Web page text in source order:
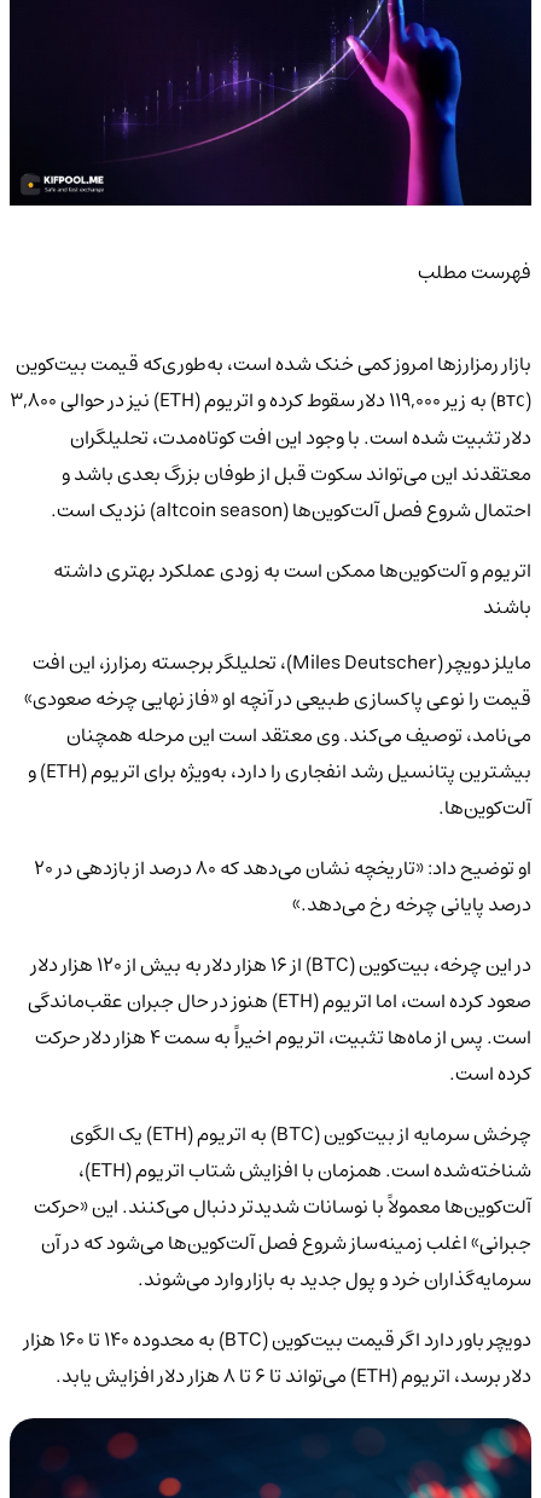
فهرست مطلب
بازار رمزارزها امروز کمی خنک شده است، به‌طوری‌که قیمت بیت‌کوین
BTC
) به زیر ۱۱۹,۰۰۰ دلار سقوط کرده و اتریوم (ETH) نیز در حوالی ۳,۸۰۰
دلار تثبیت شده است. با وجود این افت کوتاه‌مدت، تحلیلگران
معتقدند این می‌تواند سکوت قبل از طوفان بزرگ بعدی باشد و
احتمال شروع فصل آلت‌کوین‌ها (altcoin season) نزدیک است.
اتریوم و آلت‌کوین‌ها ممکن است به زودی عملکرد بهتری داشته
باشند
مایلز دویچر (Miles Deutscher)، تحلیلگر برجسته رمزارز، این افت
قیمت را نوعی پاکسازی طبیعی در آنچه او «فاز نهایی چرخه صعودی»
می‌نامد، توصیف می‌کند. وی معتقد است این مرحله همچنان
بیشترین پتانسیل رشد انفجاری را دارد، به‌ویژه برای اتریوم (ETH) و
آلت‌کوین‌ها.
او توضیح داد: «تاریخچه نشان می‌دهد که ۸۰ درصد از بازدهی در ۲۰
درصد پایانی چرخه رخ می‌دهد.»
در این چرخه، بیت‌کوین (BTC) از ۱۶ هزار دلار به بیش از ۱۲۰ هزار دلار
صعود کرده است، اما اتریوم (ETH) هنوز در حال جبران عقب‌ماندگی
است. پس از ماه‌ها تثبیت، اتریوم اخیراً به سمت ۴ هزار دلار حرکت
کرده است.
چرخش سرمایه از بیت‌کوین (BTC) به اتریوم (ETH) یک الگوی
شناخته‌شده است. همزمان با افزایش شتاب اتریوم (ETH)،
آلت‌کوین‌ها معمولاً با نوسانات شدیدتر دنبال می‌کنند. این «حرکت
جبرانی» اغلب زمینه‌ساز شروع فصل آلت‌کوین‌ها می‌شود که در آن
سرمایه‌گذاران خرد و پول جدید به بازار وارد می‌شوند.
دویچر باور دارد اگر قیمت بیت‌کوین (BTC) به محدوده ۱۴۰ تا ۱۶۰ هزار
دلار برسد، اتریوم (ETH) می‌تواند تا ۶ تا ۸ هزار دلار افزایش یابد.